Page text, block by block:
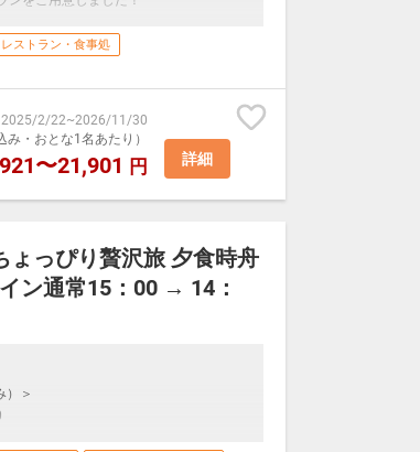
ます。
ございます。
姿煮も付いた夕食です。
。アルコール、ソフトドリンクをお楽し
たします。
類の温泉をご用意。
レストラン・食事処
2025/2/22~2026/11/30
・おとな1名あたり）
〜21,901 円 詳細
ょっぴり贅沢旅 夕食時舟
ン通常15：00 → 14：
）＞